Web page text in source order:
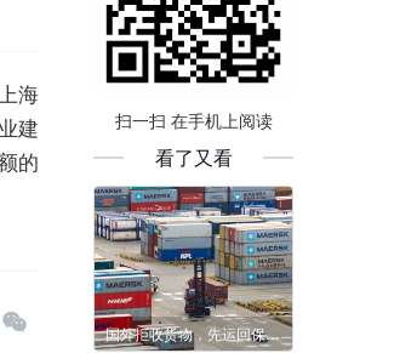
海
建
的
扫一扫 在手机上阅读
看了又看
国外拒收货物，先运回保税区再转口至国外